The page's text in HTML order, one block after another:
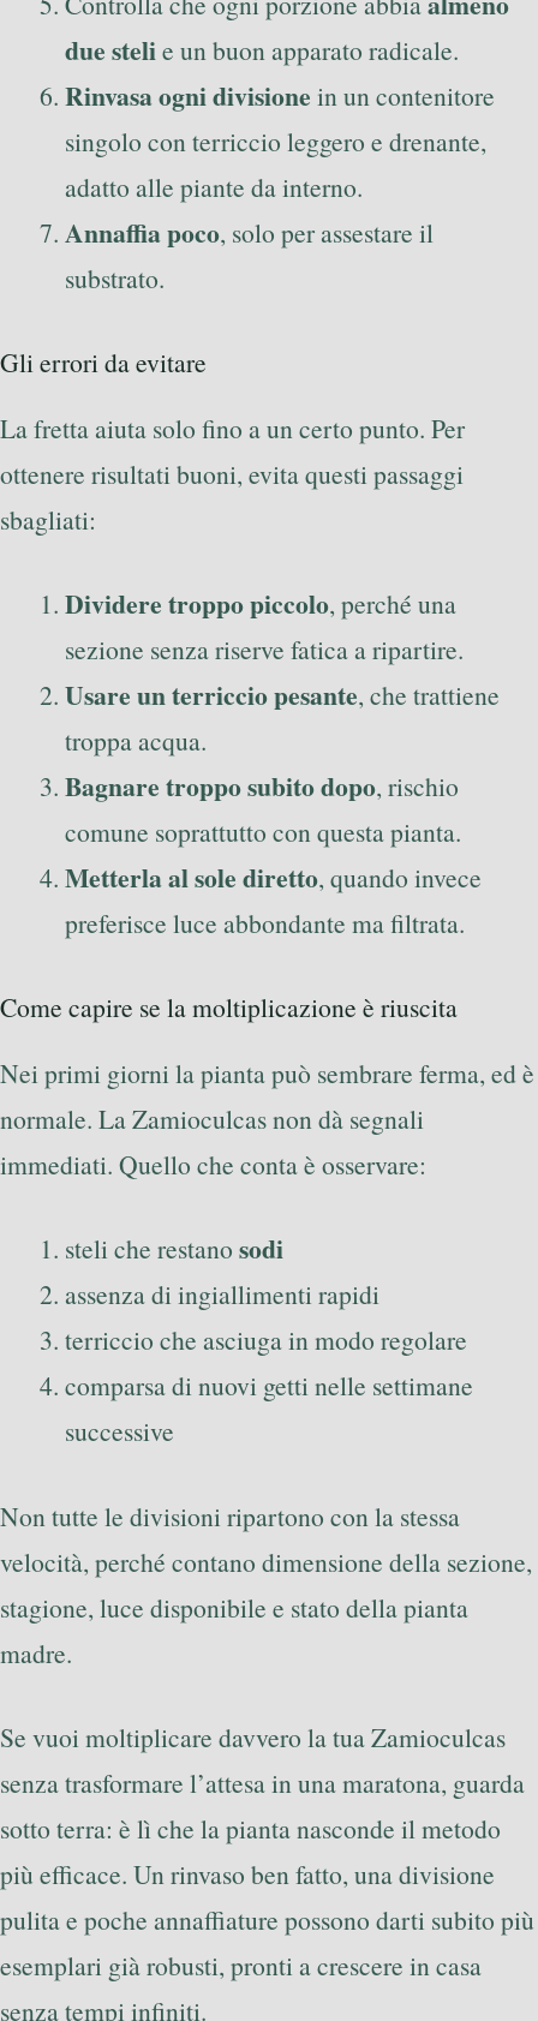
due stelie un buon apparato radicale.
Rinvasa ogni divisione in un contenitore
singolo con terriccio leggero e drenante,
adatto alle piante da interno.
Annaffia poco, solo per assestare il
substrato.
Gli errori da evitare
La fretta aiuta solo fino a un certo punto. Per
ottenere risultati buoni, evita questi passaggi
sbagliati:
Dividere troppo piccolo, perché una
sezione senza riserve fatica a ripartire.
Usare un terriccio pesante, che trattiene
troppa acqua.
Bagnare troppo subito dopo, rischio
comune soprattutto con questa pianta.
Metterla al sole diretto, quando invece
preferisce luce abbondante ma filtrata.
Come capire se la moltiplicazione è riuscita
Nei primi giorni la pianta può sembrare ferma, ed è
normale. La Zamioculcas non dà segnali
immediati. Quello che conta è osservare:
steli che restano sodi
assenza di ingiallimenti rapidi
terriccio che asciuga in modo regolare
comparsa di nuovi getti nelle settimane
successive
Non tutte le divisioni ripartono con la stessa
velocità, perché contano dimensione della sezione,
stagione, luce disponibile e stato della pianta
madre.
Se vuoi moltiplicare davvero la tua Zamioculcas
senza trasformare l’attesa in una maratona, guarda
sotto terra: è lì che la pianta nasconde il metodo
più efficace. Un rinvaso ben fatto, una divisione
pulita e poche annaffiature possono darti subito più
esemplari già robusti, pronti a crescere in casa
senza tempi infiniti.